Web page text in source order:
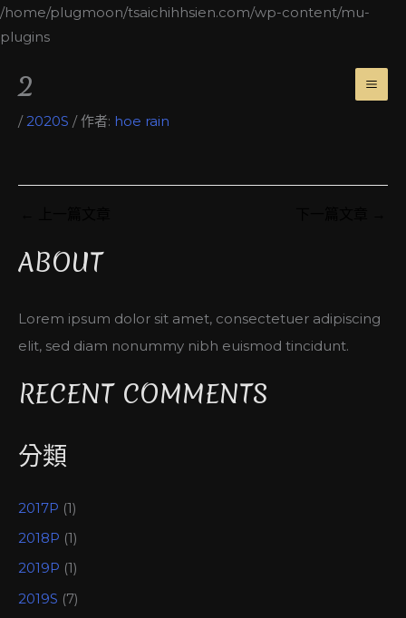
/home/plugmoon/tsaichihhsien.com/wp-content/mu-
plugins
跳
至
2
/2020S / 作者: hoe rain
ABOUT
Lorem ipsum dolor sit amet, consectetuer adipiscing
elit, sed diam nonummy nibh euismod tincidunt.
RECENT COMMENTS
分類
2017P (1)
2018P (1)
2019P (1)
2019S (7)